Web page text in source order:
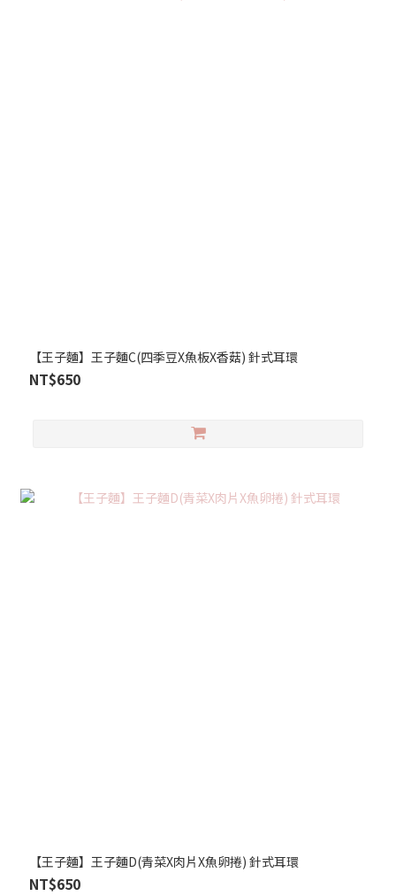
【王子麵】王子麵C(四季豆X魚板X香菇) 針式耳環
NT$650
【王子麵】王子麵D(青菜X肉片X魚卵捲) 針式耳環
NT$650